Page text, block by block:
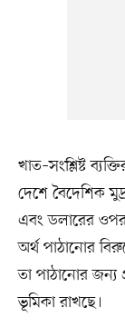
খাত–সংশ্লিষ্ট
দেশে বৈদেশিক
এবং ডলারের ওপর
অর্থ পাঠানোর
তা পাঠানোর জন্য
ভূমিকা রাখছে।